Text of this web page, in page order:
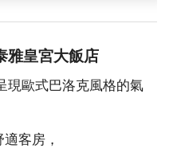
雅皇宮大飯店
現歐式巴洛克風格的氣
客房，